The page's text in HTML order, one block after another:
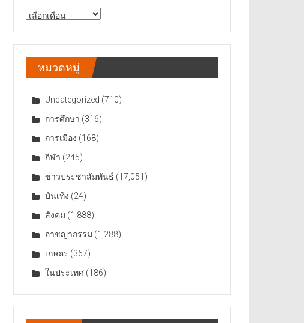
สารบัญ
หมวดหมู่
Uncategorized (710)
การศึกษา (316)
การเมือง (168)
กีฬา (245)
ข่าวประชาสัมพันธ์ (17,051)
บันเทิง (24)
สังคม (1,888)
อาชญากรรม (1,288)
เกษตร (367)
ในประเทศ (186)